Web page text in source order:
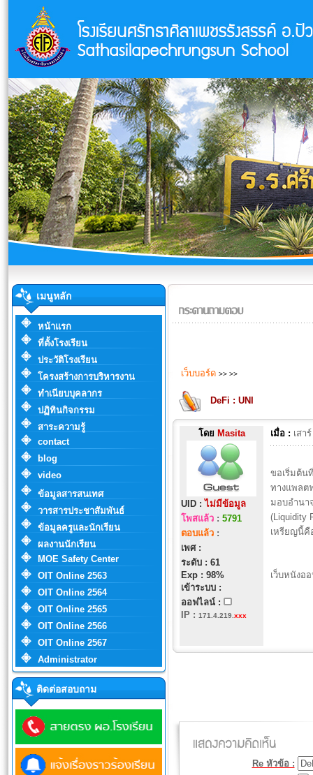
เมนูหลัก
หน้าแรก
ที่ตั้งโรงเรียน
ประวัติโรงเรียน
โครงสร้างการบริหารงาน
ทำเนียบบุคลากร
ปฏิทินกิจกรรม
สาระความรู้
contact
blog
video
ข้อมูลสารสนเทศ
วารสารประชาสัมพันธ์
ข้อมูลครูและนักเรียน
ผลงานนักเรียน
MOE Safety Center
OIT Online 2563
OIT Online 2564
OIT Online 2565
OIT Online 2566
OIT Online 2567
Administrator
ติดต่อสอบถาม
เว็บบอร์ด >> >>
DeFi : UNI
โดย Masita
UID :ไม่มีข้อมูล
โพสแล้ว: 5791
ตอบแล้ว:
เพศ :
ระดับ : 61
Exp : 98%
เข้าระบบ :
ออฟไลน์ :
IP : 171.4.219. xxx
เมื่อ : เสา
ขอเริ่มต้น
ทางแพลต
มอบอำนา
(Liquidity
เหรียญนี้คื
เว็บหนังอ
Re หัวข้อ :